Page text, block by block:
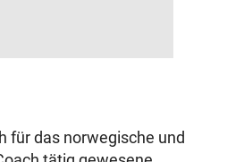
für das norwegische und